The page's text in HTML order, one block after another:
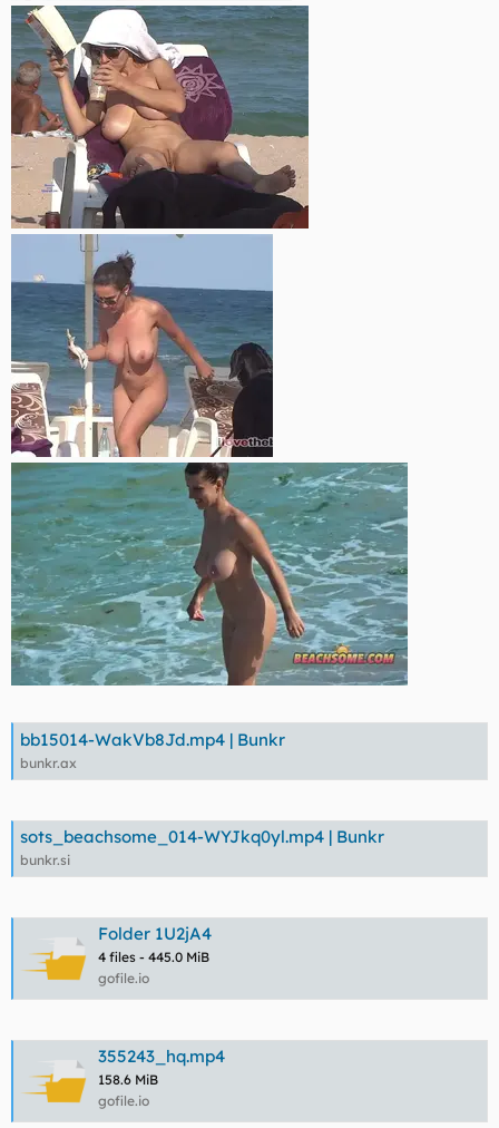
bb15014-WakVb8Jd.mp4 | Bunkr
bunkr.ax
sots_beachsome_014-WYJkq0yl.mp4 | Bunkr
bunkr.si
Folder 1U2jA4
4 files - 445.0 MiB
gofile.io
355243_hq.mp4
158.6 MiB
gofile.io